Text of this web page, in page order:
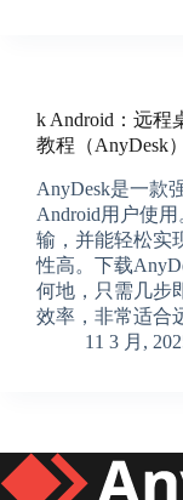
k Android：远程
教程（AnyDesk）
AnyDesk是一款
Android用户使
输，并能轻松实
性高。下载
何地，只需几步
效率，非常适合
11 3 月,